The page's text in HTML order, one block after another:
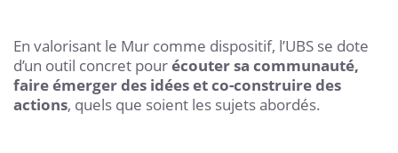
En valorisant le Mur comme dispositif, l’UBS se dote
d’un outil concret pourécouter sa communauté,
faire émerger des idées et co-construire des
actions, quels que soient les sujets abordés.